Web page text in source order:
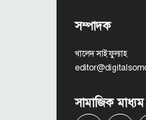
সম্পাদক
খালেদ সাইফুল্যাহ
সামাজিক মাধ্যম